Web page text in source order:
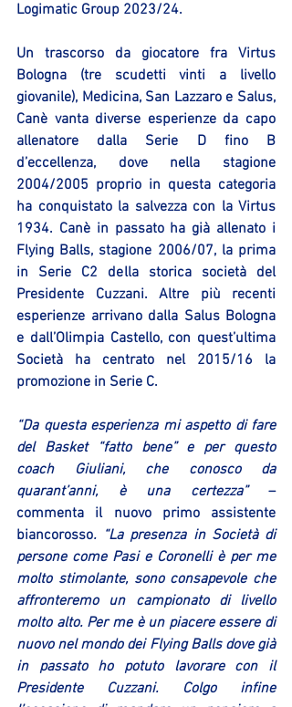
Logimatic Group 2023/24.
Un trascorso da giocatore fra Virtus
Bologna (tre scudetti vinti a livello
giovanile), Medicina, San Lazzaro e Salus,
Canè vanta diverse esperienze da capo
allenatore dalla Serie D fino B
d’eccellenza, dove nella stagione
2004/2005 proprio in questa categoria
ha conquistato la salvezza con la Virtus
1934. Canè in passato ha già allenato i
Flying Balls, stagione 2006/07, la prima
in Serie C2 della storica società del
Presidente Cuzzani. Altre più recenti
esperienze arrivano dalla Salus Bologna
e dall’Olimpia Castello, con quest’ultima
Società ha centrato nel 2015/16 la
promozione in Serie C.
“Da questa esperienza mi aspetto di fare
del Basket “fatto bene” e per questo
coach Giuliani, che conosco da
quarant’anni, è una certezza” –
commenta il nuovo primo assistente
biancorosso. “La presenza in Società di
persone come Pasi e Coronelli è per me
molto stimolante, sono consapevole che
affronteremo un campionato di livello
molto alto. Per me è un piacere essere di
nuovo nel mondo dei Flying Balls dove già
in passato ho potuto lavorare con il
Presidente Cuzzani. Colgo infine